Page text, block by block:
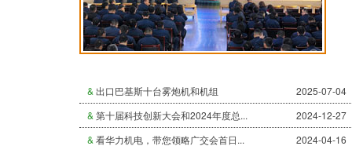
& 出口巴基斯十台雾炮机和机组
2025-07-04
& 第十届科技创新大会和2024年度总...
2024-12-27
& 看华力机电，带您领略广交会首日...
2024-04-16